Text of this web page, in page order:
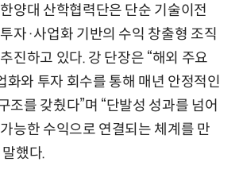
양대 산학협력단은 단순 기술이전
자·사업화 기반의 수익 창출형 조직
진하고 있다. 강 단장은 “해외 주요
화와 투자 회수를 통해 매년 안정적인
조를 갖췄다”며 “단발성 성과를 넘어
능한 수익으로 연결되는 체계를 만
했다.